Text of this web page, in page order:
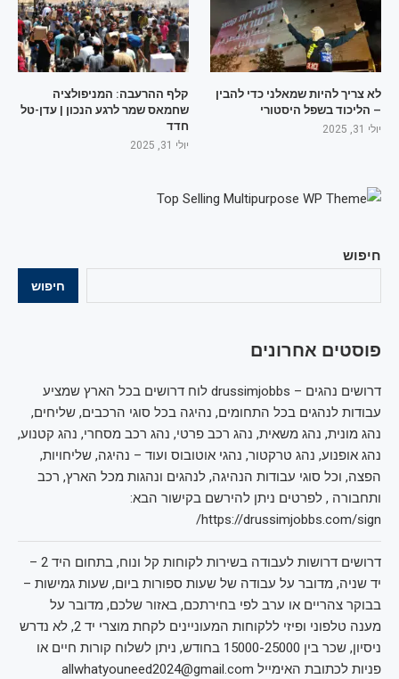
חיפוש
חיפוש
פוסטים אחרונים
דרושים נהגים – drussimjobbs לוח דרושים בכל הארץ שמציע
עבודות לנהגים בכל התחומים, נהיגה בכל סוגי הרכבים, שליחים,
נהג מונית, נהג משאית, נהג רכב פרטי, נהג רכב מסחרי, נהג קטנוע,
נהג אופנוע, נהג טרקטור, נהגי אוטובוס ועוד – נהיגה, שליחויות,
הפצה, וכל סוגי עבודות הנהיגה, לנהגים ונהגות מכל הארץ, רכב
ותחבורה , לפרטים ניתן להירשם בקישור הבא:
https://drussimjobbs.com/sign/
דרושים דרושות לעבודה בשירות לקוחות קל ונוח, בתחום היד 2 –
יד שניה, מדובר על עבודה של שעות ספורות ביום, שעות גמישות –
בבוקר צהריים או ערב לפי בחירתכם, באזור שלכם, מדובר על
מענה טלפוני ופיזי ללקוחות המעוניינים לקחת מוצרי יד 2, לא נדרש
ניסיון, שכר בין 15000-25000 בחודש, ניתן לשלוח קורות חיים או
פניות לכתובת האימייל allwhatyouneed2024@gmail.com
לא צריך להיות שמאלני כדי להבין
– הליכוד בשפל היסטורי
יולי 31, 2025
קלף ההרעבה: המניפולציה
שחמאס שמר לרגע הנכון | עדן-טל
חדד
יולי 31, 2025